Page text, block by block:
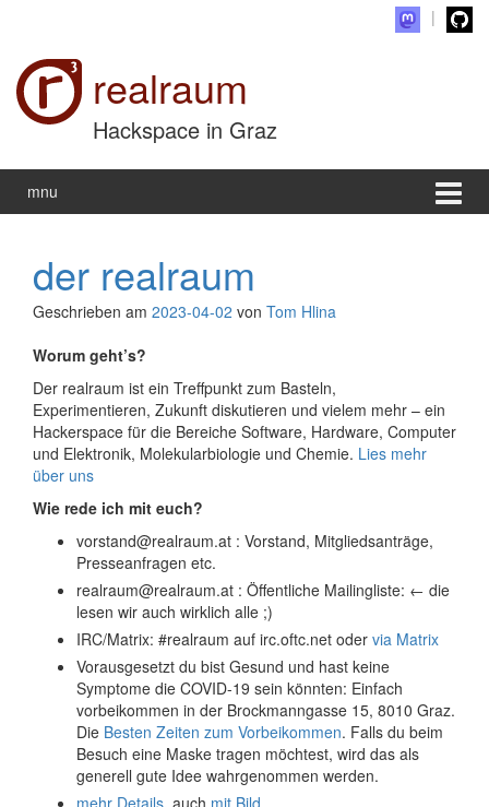
realraum
Hackspace in Graz
mnu
der realraum
Geschrieben am 2023-04-02 von Tom Hlina
Worum geht’s?
Der realraum ist ein Treffpunkt zum Basteln,
Experimentieren, Zukunft diskutieren und vielem mehr – ein
Hackerspace für die Bereiche Software, Hardware, Computer
und Elektronik, Molekularbiologie und Chemie. Lies mehr
über uns
Wie rede ich mit euch?
vorstand@realraum.at : Vorstand, Mitgliedsanträge,
Presseanfragen etc.
realraum@realraum.at : Öffentliche Mailingliste: ← die
lesen wir auch wirklich alle ;)
IRC/Matrix: #realraum auf irc.oftc.net oder via Matrix
Vorausgesetzt du bist Gesund und hast keine
Symptome die COVID-19 sein könnten: Einfach
vorbeikommen in der Brockmanngasse 15, 8010 Graz.
Die Besten Zeiten zum Vorbeikommen. Falls du beim
Besuch eine Maske tragen möchtest, wird das als
generell gute Idee wahrgenommen werden.